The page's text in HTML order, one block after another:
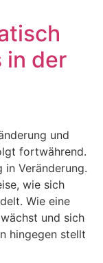
in der
und
fortwährend.
in Veränderung.
wie sich
Wie eine
und sich
hingegen stellt